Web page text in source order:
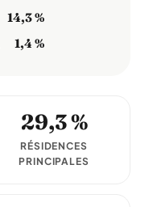
14,3 %
1,4 %
29,3 %
RÉSIDENCES
PRINCIPALES